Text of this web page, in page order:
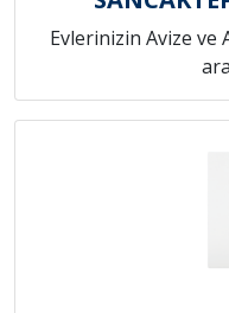
Evlerinizin Avize ve